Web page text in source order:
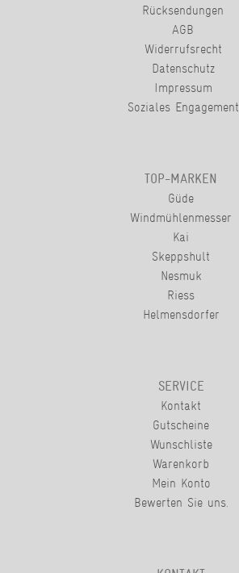
Rücksendungen
AGB
Widerrufsrecht
Datenschutz
Impressum
Soziales Engagement
TOP-MARKEN
Güde
Windmühlenmesser
Kai
Skeppshult
Nesmuk
Riess
Helmensdorfer
SERVICE
Kontakt
Gutscheine
Wunschliste
Warenkorb
Mein Konto
Bewerten Sie uns.